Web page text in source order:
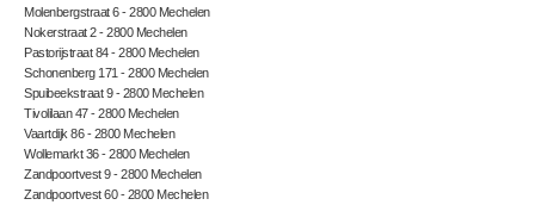
Molenbergstraat 6 - 2800 Mechelen
Nokerstraat 2 - 2800 Mechelen
Pastorijstraat 84 - 2800 Mechelen
Schonenberg 171 - 2800 Mechelen
Spuibeekstraat 9 - 2800 Mechelen
Tivolilaan 47 - 2800 Mechelen
Vaartdijk 86 - 2800 Mechelen
Wollemarkt 36 - 2800 Mechelen
Zandpoortvest 9 - 2800 Mechelen
Zandpoortvest 60 - 2800 Mechelen